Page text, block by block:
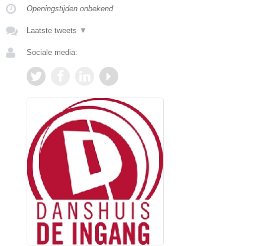
Openingstijden onbekend
Laatste tweets ▼
Sociale media: